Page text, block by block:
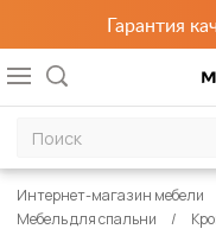
Гарантия
Интернет-магазин мебели
Мебель для спальни